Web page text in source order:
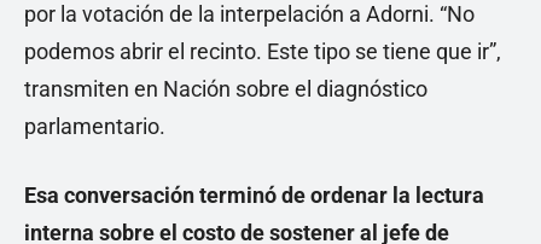
por la votación de la interpelación a Adorni. “No
podemos abrir el recinto. Este tipo se tiene que ir”,
transmiten en Nación sobre el diagnóstico
parlamentario.
Esa conversación terminó de ordenar la lectura
interna sobre el costo de sostener al jefe de